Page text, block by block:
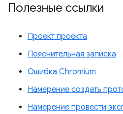
Полезные ссылки
Проект проекта
Пояснительная записка
Ошибка Chromium
Намерение создать
Намерение провести